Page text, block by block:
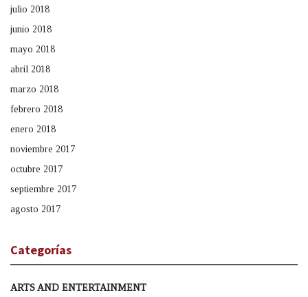
julio 2018
junio 2018
mayo 2018
abril 2018
marzo 2018
febrero 2018
enero 2018
noviembre 2017
octubre 2017
septiembre 2017
agosto 2017
Categorías
ARTS AND ENTERTAINMENT